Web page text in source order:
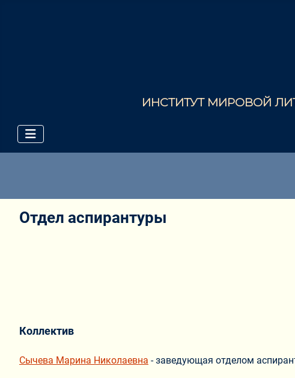
ИНСТИТУТ МИРОВОЙ
Отдел аспирантуры
Коллектив
Сычева Марина Николаевна - заведующая отделом